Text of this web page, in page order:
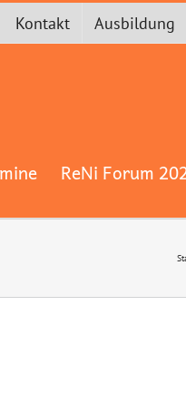
Kontakt Ausbildung
ReNi Forum